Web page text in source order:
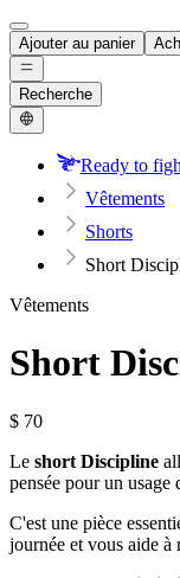
Ajouter au panier
Recherche
Ready to
Vêtements
Shorts
Short
Vêtements
Short
$ 70
Le short Discipline
pensée pour un usage
C'est une pièce
journée et vous aide à